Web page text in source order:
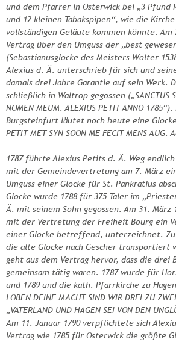
und dem Pfarrer in Osterwick bei „3 Pfund
und 12 kleinen Tabakspipen“, wie die
vollständigen Geläute kommen könnte. Am
Vertrag über den Umguss der „best
(Sebastianusglocke des Meisters Wolter
Alexius d. Ä. unterschrieb für sich und
damals drei Jahre Garantie auf sein Werk.
schließlich in Waltrop gegossen („SANCTUS
NOMEN MEUM. ALEXIUS PETIT ANNO
Burgsteinfurt läutet noch heute eine Glocke
PETIT MET SYN SOON ME FECIT MENS AUG.
1787 führte Alexius Petits d. Ä. Weg
mit der Gemeindevertretung am 7. März
Umguss einer Glocke für St. Pankratius
Glocke wurde 1788 für 375 Taler im
Ä. mit seinem Sohn gegossen. Am 31. März
mit der Vertretung der Freiheit Bourg ein
einer Glocke betreffend, unterzeichnet. Zu
die alte Glocke nach Gescher transportiert
geht aus dem Vertrag hervor, dass die drei
gemeinsam tätig waren. 1787 wurde für
und 1789 und die kath. Pfarrkirche zu Hagen
LOBEN DEINE MACHT SIND WIR DREI ZU
„VATERLAND UND HAGEN SEI VON DEN
Am 11. Januar 1790 verpflichtete sich
Vertrag wie 1785 für Osterwick die größte